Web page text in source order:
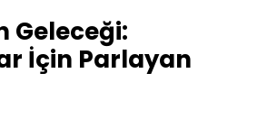
Geleceği:
İçin Parlayan